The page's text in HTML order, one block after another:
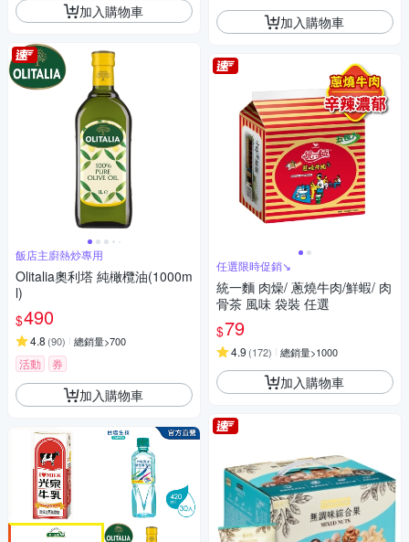
加入購物車
飯店主廚熱炒專用
Olitalia奧利塔 純橄欖油(1000m
l)
$490
4.8 (90) 總銷量>700
活動 券
加入購物車
加入購物車
任選限時促銷↘︎
統一麵 肉燥/ 蔥燒牛肉/鮮蝦/ 肉
骨茶 風味 袋裝 任選
$79
4.9 (172) 總銷量>1000
加入購物車